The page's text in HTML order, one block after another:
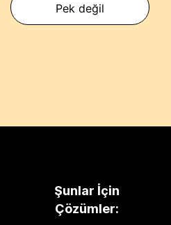
Pek değil
Şunlar İçin
Çözümler: